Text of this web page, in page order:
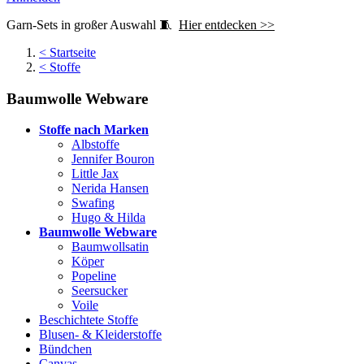
Garn-Sets in großer Auswahl 🧵 Hier entdecken >>
< Startseite
< Stoffe
Baumwolle Webware
Stoffe nach Marken
Albstoffe
Jennifer Bouron
Little Jax
Nerida Hansen
Swafing
Hugo & Hilda
Baumwolle Webware
Baumwollsatin
Köper
Popeline
Seersucker
Voile
Beschichtete Stoffe
Blusen- & Kleiderstoffe
Bündchen